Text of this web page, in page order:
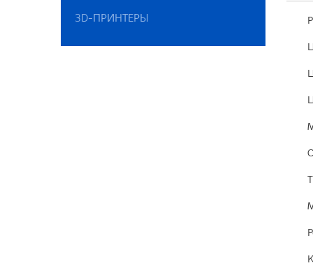
3D-ПРИНТЕРЫ